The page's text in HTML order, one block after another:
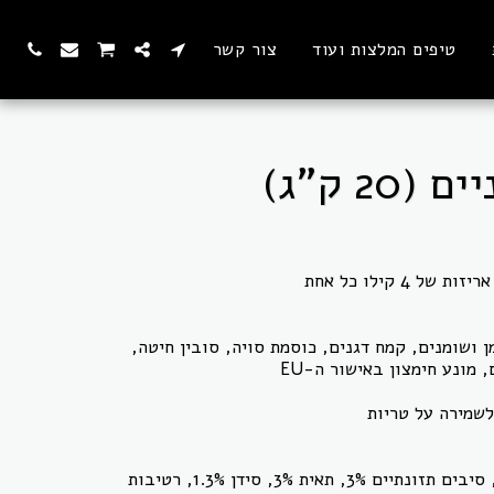
טיפים המלצות ועוד צור קשר
שמן ושומנים, קמח דגנים, כוסמת סויה, סובין חיטה,
חלבון 21%, לחות 10%, שומן 7%, סיבים תזונתיים 3%, תאית 3%, סידן 1.3%, רטיבות